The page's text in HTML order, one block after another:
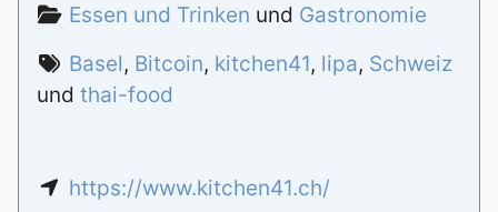
Essen und Trinken und Gastronomie
Basel, Bitcoin, kitchen41, lipa, Schweiz
und thai-food
https://www.kitchen41.ch/